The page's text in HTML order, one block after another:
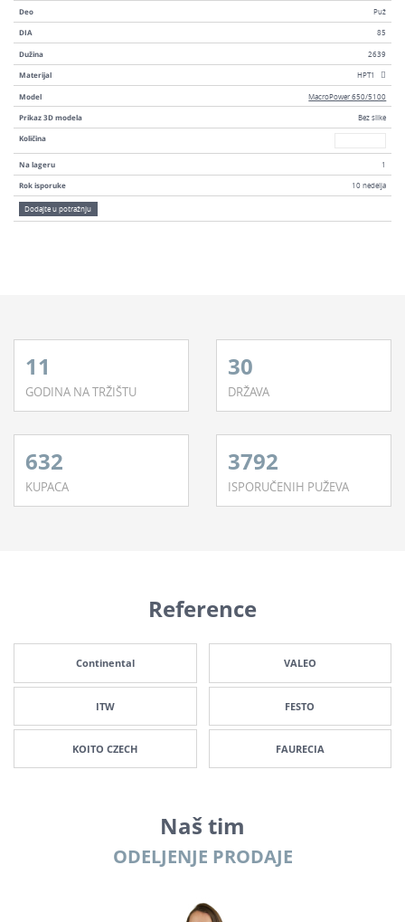
Deo Puž
DIA 85
Dužina 2639
Materijal HPT1
Model MacroPower 650/5100
Prikaz 3D modela Bez slike
Količina
Na lageru 1
Rok isporuke 10 nedelja
Dodajte u potražnju
11
GODINA NA TRŽIŠTU
30
DRŽAVA
632
KUPACA
3792
ISPORUČENIH PUŽEVA
Reference
Continental
ITW
KOITO CZECH
VALEO
FESTO
FAURECIA
Naš tim
ODELJENJE PRODAJE